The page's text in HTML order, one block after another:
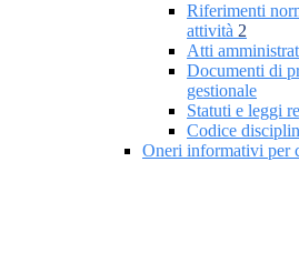
Riferimenti
attività 2
Atti
Documenti di
gestionale
Statuti e leggi
Codice
Oneri informativi per